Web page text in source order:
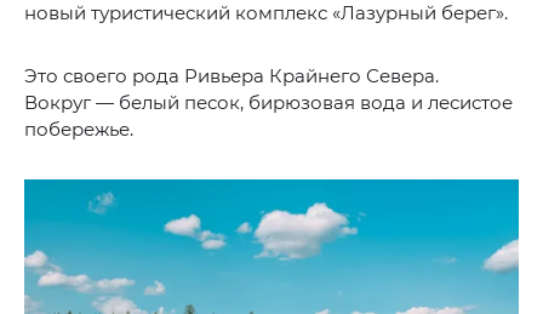
новый туристический комплекс «Лазурный берег».
Это своего рода Ривьера Крайнего Севера.
Вокруг — белый песок, бирюзовая вода и лесистое
побережье.